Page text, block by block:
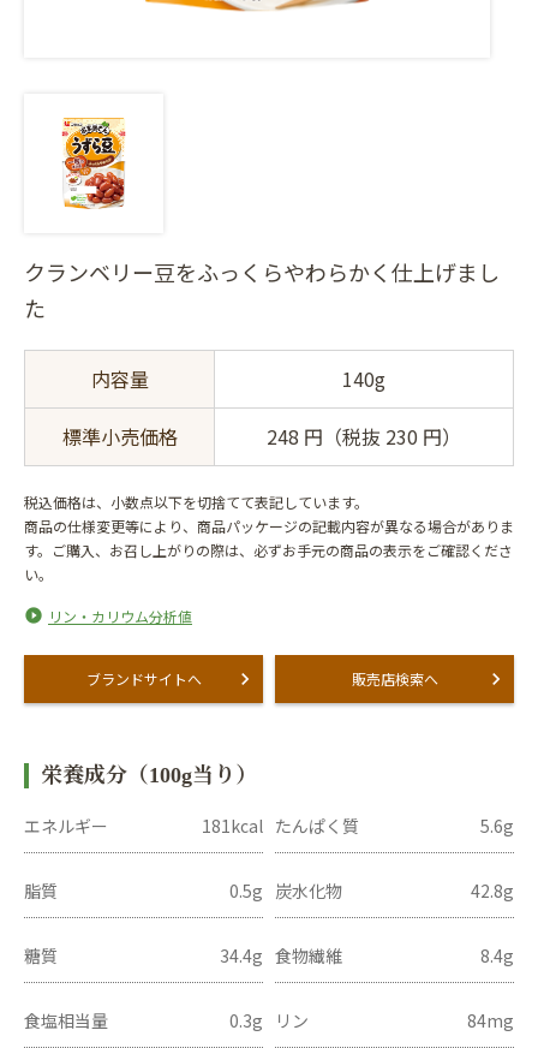
クランベリー豆をふっくらやわらかく仕上げまし
た
内容量
140g
標準小売価格
248 円（税抜 230 円）
税込価格は、小数点以下を切捨てて表記しています。
商品の仕様変更等により、商品パッケージの記載内容が異なる場合がありま
す。ご購入、お召し上がりの際は、必ずお手元の商品の表示をご確認くださ
い。
リン・カリウム分析値
ブランドサイトへ 販売店検索へ
栄養成分（100g当り）
エネルギー 181kcal たんぱく質 5.6g
脂質 0.5g 炭水化物 42.8g
糖質 34.4g 食物繊維 8.4g
食塩相当量 0.3g リン 84mg